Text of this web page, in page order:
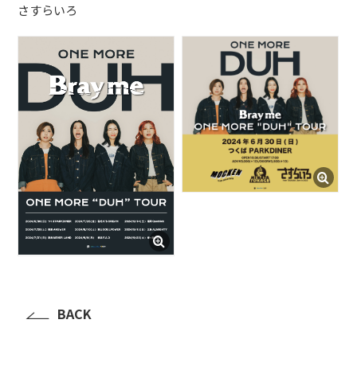
たにき
アンリ
SAKKO
CONTACT
さすらいろ
BACK